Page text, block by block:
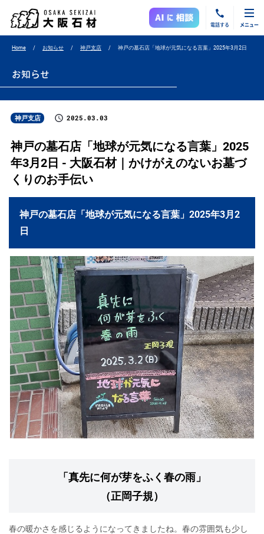
電話する メニュー
Home お知らせ 神戸支店 神戸の墓石店「地球が元気になる言葉」2025年3月2日
お知らせ
神戸支店 2025.03.03
神戸の墓石店「地球が元気になる言葉」2025
年3月2日 - 大阪石材｜かけがえのないお墓づ
くりのお手伝い
神戸の墓石店「地球が元気になる言葉」2025年3月2
日
「真先に何が芽をふく春の雨」
（正岡子規）
春の暖かさを感じるようになってきましたね。春の雰囲気も少し